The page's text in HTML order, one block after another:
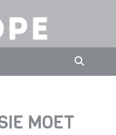
MOET